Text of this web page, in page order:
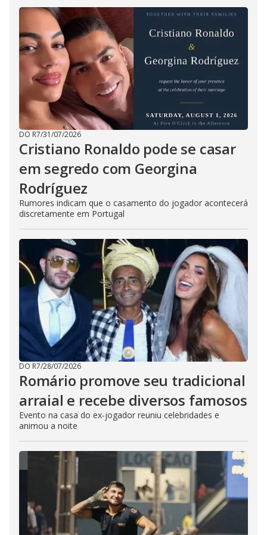
DO R7/31/07/2026
Cristiano Ronaldo pode se casar
em segredo com Georgina
Rodríguez
Rumores indicam que o casamento do jogador acontecerá
discretamente em Portugal
DO R7/28/07/2026
Romário promove seu tradicional
arraial e recebe diversos famosos
Evento na casa do ex-jogador reuniu celebridades e
animou a noite